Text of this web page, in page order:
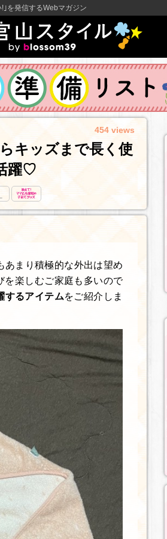
｣を発信するWebマガジン
454 views
キッズまで長く使
躍♡
まり積極的な外出は望め
楽しむご家庭も多いので
するアイテムをご紹介しま